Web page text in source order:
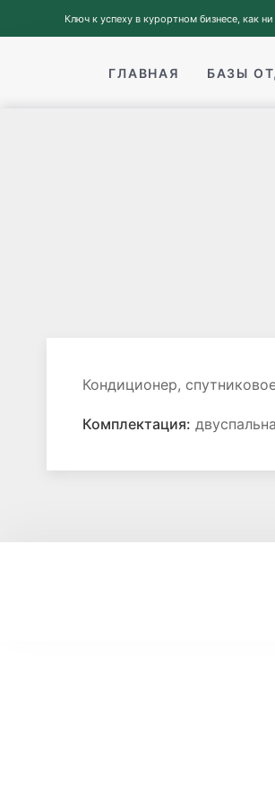
Ключ к успеху в курортном бизнесе, как
ГЛАВНАЯ БАЗЫ
Кондиционер,
Комплектация: